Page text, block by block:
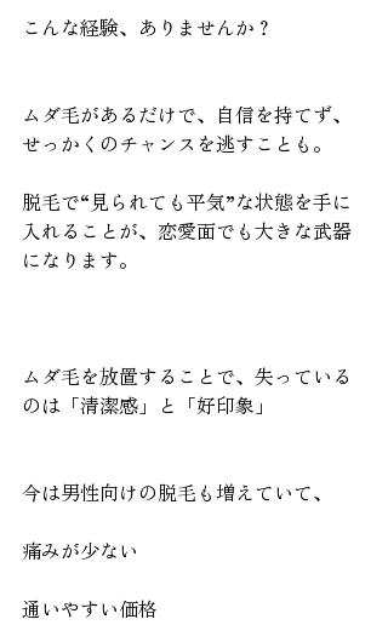
こんな経験、ありませんか？
ムダ毛があるだけで、自信を持てず、
せっかくのチャンスを逃すことも。
脱毛で“見られても平気”な状態を手に
入れることが、恋愛面でも大きな武器
になります。
ムダ毛を放置することで、失っている
のは「清潔感」と「好印象」
今は男性向けの脱毛も増えていて、
痛みが少ない
通いやすい価格